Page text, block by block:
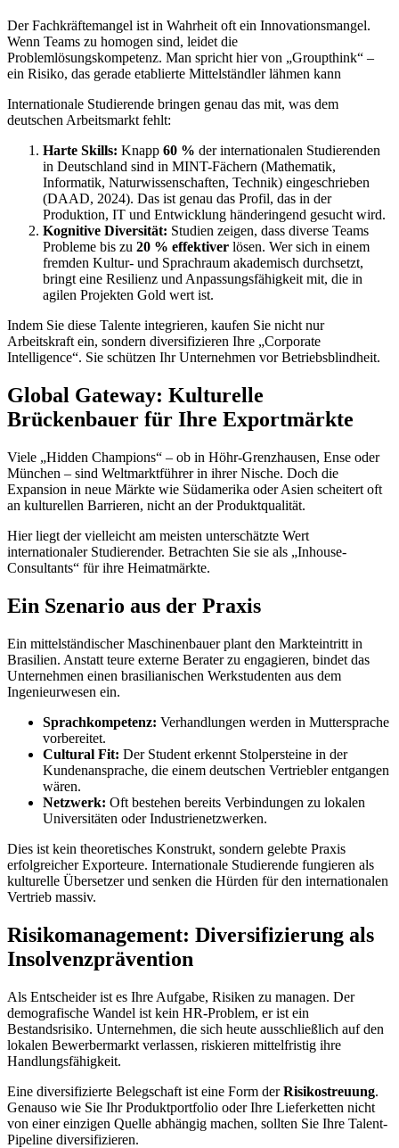
Der Fachkräftemangel ist in Wahrheit oft ein Innovationsmangel.
Wenn Teams zu homogen sind, leidet die
Problemlösungskompetenz. Man spricht hier von „Groupthink“ –
ein Risiko, das gerade etablierte Mittelständler lähmen kann
Internationale Studierende bringen genau das mit, was dem
deutschen Arbeitsmarkt fehlt:
Harte Skills: Knapp 60 % der internationalen Studierenden
in Deutschland sind in MINT-Fächern (Mathematik,
Informatik, Naturwissenschaften, Technik) eingeschrieben
(DAAD, 2024). Das ist genau das Profil, das in der
Produktion, IT und Entwicklung händeringend gesucht wird.
Kognitive Diversität: Studien zeigen, dass diverse Teams
Probleme bis zu 20 % effektiver lösen. Wer sich in einem
fremden Kultur- und Sprachraum akademisch durchsetzt,
bringt eine Resilienz und Anpassungsfähigkeit mit, die in
agilen Projekten Gold wert ist.
Indem Sie diese Talente integrieren, kaufen Sie nicht nur
Arbeitskraft ein, sondern diversifizieren Ihre „Corporate
Intelligence“. Sie schützen Ihr Unternehmen vor Betriebsblindheit.
Global Gateway: Kulturelle
Brückenbauer für Ihre Exportmärkte
Viele „Hidden Champions“ – ob in Höhr-Grenzhausen, Ense oder
München – sind Weltmarktführer in ihrer Nische. Doch die
Expansion in neue Märkte wie Südamerika oder Asien scheitert oft
an kulturellen Barrieren, nicht an der Produktqualität.
Hier liegt der vielleicht am meisten unterschätzte Wert
internationaler Studierender. Betrachten Sie sie als „Inhouse-
Consultants“ für ihre Heimatmärkte.
Ein Szenario aus der Praxis
Ein mittelständischer Maschinenbauer plant den Markteintritt in
Brasilien. Anstatt teure externe Berater zu engagieren, bindet das
Unternehmen einen brasilianischen Werkstudenten aus dem
Ingenieurwesen ein.
Sprachkompetenz: Verhandlungen werden in Muttersprache
vorbereitet.
Cultural Fit: Der Student erkennt Stolpersteine in der
Kundenansprache, die einem deutschen Vertriebler entgangen
wären.
Netzwerk: Oft bestehen bereits Verbindungen zu lokalen
Universitäten oder Industrienetzwerken.
Dies ist kein theoretisches Konstrukt, sondern gelebte Praxis
erfolgreicher Exporteure. Internationale Studierende fungieren als
kulturelle Übersetzer und senken die Hürden für den internationalen
Vertrieb massiv.
Risikomanagement: Diversifizierung als
Insolvenzprävention
Als Entscheider ist es Ihre Aufgabe, Risiken zu managen. Der
demografische Wandel ist kein HR-Problem, er ist ein
Bestandsrisiko. Unternehmen, die sich heute ausschließlich auf den
lokalen Bewerbermarkt verlassen, riskieren mittelfristig ihre
Handlungsfähigkeit.
Eine diversifizierte Belegschaft ist eine Form derRisikostreuung.
Genauso wie Sie Ihr Produktportfolio oder Ihre Lieferketten nicht
von einer einzigen Quelle abhängig machen, sollten Sie Ihre Talent-
Pipeline diversifizieren.